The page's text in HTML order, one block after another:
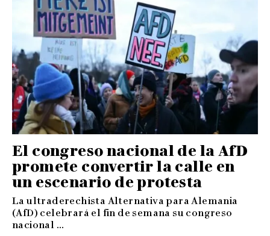
El congreso nacional de la AfD
promete convertir la calle en
un escenario de protesta
La ultraderechista Alternativa para Alemania
(AfD) celebrará el fin de semana su congreso
nacional ...